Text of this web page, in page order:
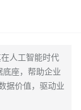
人工智能时代
座，帮助企业
据价值，驱动业